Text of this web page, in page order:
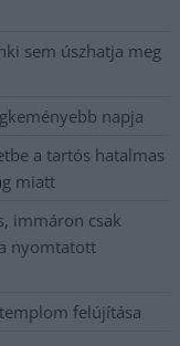
sem úszhatja meg
napja
a tartós hatalmas
miatt
immáron csak
nyomtatott
felújítása